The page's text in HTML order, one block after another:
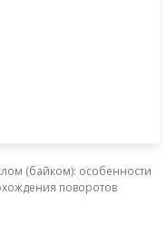
(байком): особенности
поворотов